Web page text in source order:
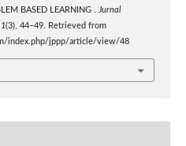
BASED LEARNING . Jurnal
1(3), 44–49. Retrieved from
index.php/jppp/article/view/48